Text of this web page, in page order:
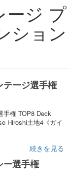
ージ プ
ション
テージ選手権
手権 TOP8 Deck
Hiroshi土地4《ガイ
続きを見る
ー選手権